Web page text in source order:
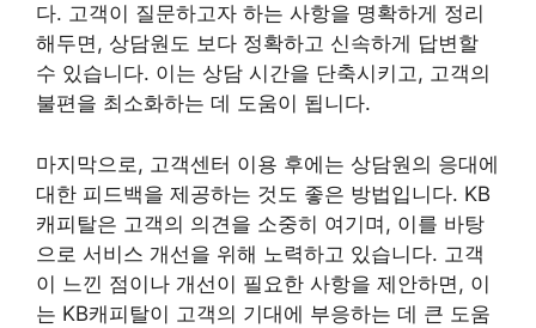
다. 고객이 질문하고자 하는 사항을 명확하게 정리
해두면, 상담원도 보다 정확하고 신속하게 답변할
수 있습니다. 이는 상담 시간을 단축시키고, 고객의
불편을 최소화하는 데 도움이 됩니다.
마지막으로, 고객센터 이용 후에는 상담원의 응대에
대한 피드백을 제공하는 것도 좋은 방법입니다. KB
캐피탈은 고객의 의견을 소중히 여기며, 이를 바탕
으로 서비스 개선을 위해 노력하고 있습니다. 고객
이 느낀 점이나 개선이 필요한 사항을 제안하면, 이
는 KB캐피탈이 고객의 기대에 부응하는 데 큰 도움